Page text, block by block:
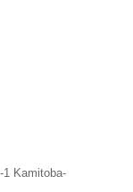
1 Kamitoba-